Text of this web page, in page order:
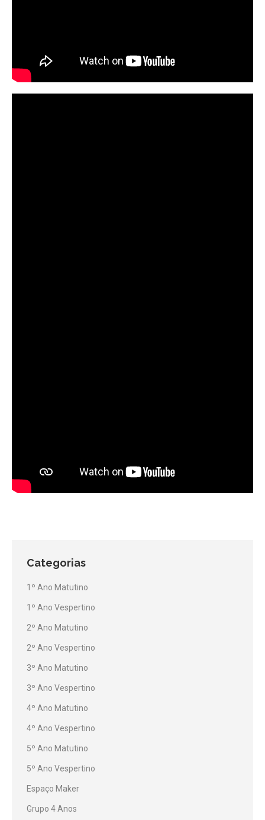
Categorias
1º Ano Matutino
1º Ano Vespertino
2º Ano Matutino
2º Ano Vespertino
3º Ano Matutino
3º Ano Vespertino
4º Ano Matutino
4º Ano Vespertino
5º Ano Matutino
5º Ano Vespertino
Espaço Maker
Grupo 4 Anos